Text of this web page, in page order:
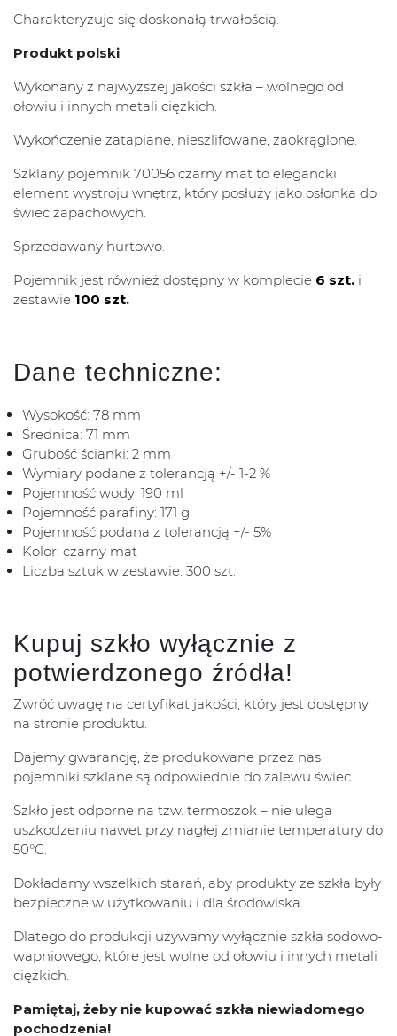
Charakteryzuje się doskonałą trwałością.
Produkt polski.
Wykonany z najwyższej jakości szkła – wolnego od
ołowiu i innych metali ciężkich.
Wykończenie zatapiane, nieszlifowane, zaokrąglone.
Szklany pojemnik 70056 czarny mat to elegancki
element wystroju wnętrz, który posłuży jako osłonka do
świec zapachowych.
Sprzedawany hurtowo.
Pojemnik jest również dostępny w komplecie 6 szt. i
zestawie 100 szt.
Dane techniczne:
Wysokość: 78 mm
Średnica: 71 mm
Grubość ścianki: 2 mm
Wymiary podane z tolerancją +/- 1-2 %
Pojemność wody: 190 ml
Pojemność parafiny: 171 g
Pojemność podana z tolerancją +/- 5%
Kolor: czarny mat
Liczba sztuk w zestawie: 300 szt.
Kupuj szkło wyłącznie z
potwierdzonego źródła!
Zwróć uwagę na certyfikat jakości, który jest dostępny
na stronie produktu.
Dajemy gwarancję, że produkowane przez nas
pojemniki szklane są odpowiednie do zalewu świec.
Szkło jest odporne na tzw. termoszok – nie ulega
uszkodzeniu nawet przy nagłej zmianie temperatury do
50°C.
Dokładamy wszelkich starań, aby produkty ze szkła były
bezpieczne w użytkowaniu i dla środowiska.
Dlatego do produkcji używamy wyłącznie szkła sodowo-
wapniowego, które jest wolne od ołowiu i innych metali
ciężkich.
Pamiętaj, żeby nie kupować szkła niewiadomego
pochodzenia!